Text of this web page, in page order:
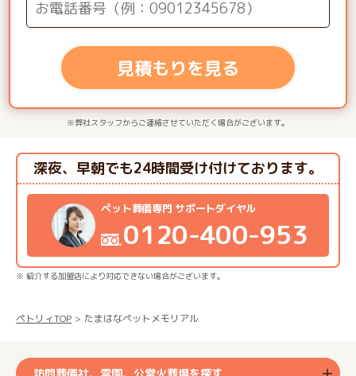
見積もりを見る
※弊社スタッフからご連絡させていただく場合がございます。
ペット葬儀専門 サポートダイヤル
0120-400-953
深夜、早朝でも24時間受け付けております。
※ 紹介する加盟店により対応できない場合がございます。
ペトリィTOP たまはなペットメモリアル